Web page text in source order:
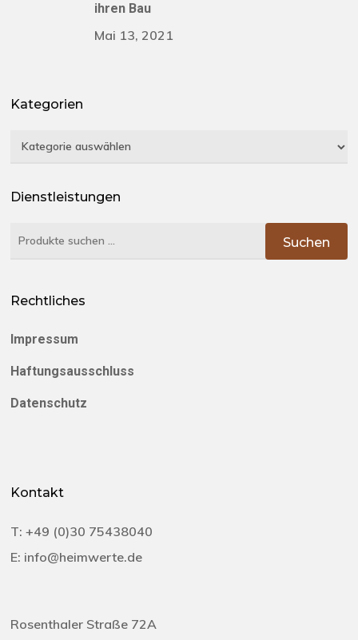
ihren Bau
Mai 13, 2021
Kategorien
Kategorien
Dienstleistungen
Suchen
Suchen
Rechtliches
Impressum
Haftungsausschluss
Datenschutz
Kontakt
T:+49 (0)30 75438040‬
E: info@heimwerte.de
Rosenthaler Straße 72A